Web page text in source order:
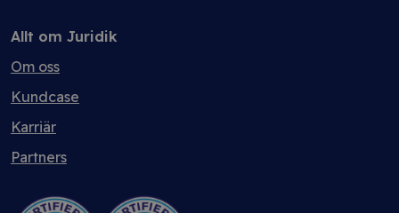
Allt om Juridik
Om oss
Kundcase
Karriär
Partners